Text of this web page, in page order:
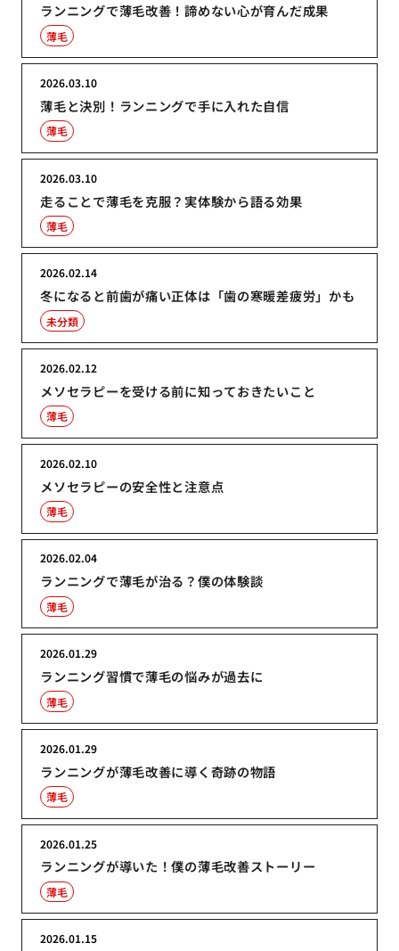
ランニングで薄毛改善！諦めない心が育んだ成果
薄毛
薄毛と決別！ランニングで手に入れた自信
2026.03.10
薄毛
走ることで薄毛を克服？実体験から語る効果
2026.03.10
薄毛
冬になると前歯が痛い正体は「歯の寒暖差疲労」かも
2026.02.14
未分類
メソセラピーを受ける前に知っておきたいこと
2026.02.12
薄毛
メソセラピーの安全性と注意点
2026.02.10
薄毛
ランニングで薄毛が治る？僕の体験談
2026.02.04
薄毛
ランニング習慣で薄毛の悩みが過去に
2026.01.29
薄毛
ランニングが薄毛改善に導く奇跡の物語
2026.01.29
薄毛
ランニングが導いた！僕の薄毛改善ストーリー
2026.01.25
薄毛
2026.01.15